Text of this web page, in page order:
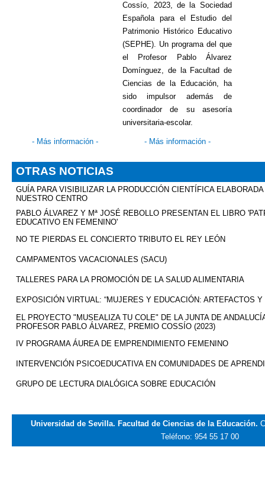
Cossío, 2023, de la Sociedad
Española para el Estudio del
Patrimonio Histórico Educativo
(SEPHE). Un programa del que
el Profesor Pablo Álvarez
Domínguez, de la Facultad de
Ciencias de la Educación, ha
sido impulsor además de
coordinador de su asesoría
universitaria-escolar.
- Más información - - Más información -
OTRAS NOTICIAS
GUÍA PARA VISIBILIZAR LA PRODUCCIÓN CIENTÍFICA
NUESTRO CENTRO
PABLO ÁLVAREZ Y Mª JOSÉ REBOLLO PRESENTAN EL LIBRO
EDUCATIVO EN FEMENINO'
NO TE PIERDAS EL CONCIERTO TRIBUTO EL REY LEÓN
CAMPAMENTOS VACACIONALES (SACU)
TALLERES PARA LA PROMOCIÓN DE LA SALUD ALIMENTARIA
EXPOSICIÓN VIRTUAL: “MUJERES Y EDUCACIÓN: ARTEFACTOS
EL PROYECTO "MUSEALIZA TU COLE" DE LA JUNTA DE
PROFESOR PABLO ÁLVAREZ, PREMIO COSSÍO (2023)
IV PROGRAMA ÁUREA DE EMPRENDIMIENTO FEMENINO
INTERVENCIÓN PSICOEDUCATIVA EN COMUNIDADES DE
GRUPO DE LECTURA DIALÓGICA SOBRE EDUCACIÓN
Universidad de Sevilla. Facultad de Ciencias de la Educación.
Teléfono: 954 55 17 00